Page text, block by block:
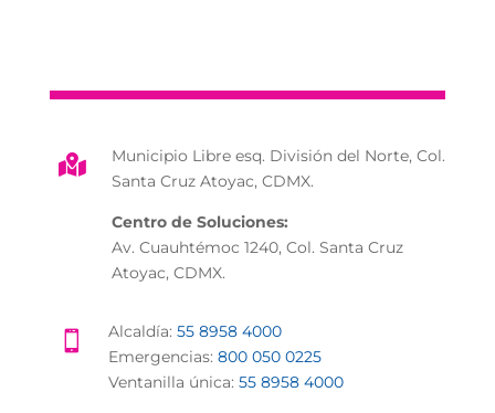

Municipio Libre esq. División del Norte, Col.
Santa Cruz Atoyac, CDMX.
Centro de Soluciones:
Av. Cuauhtémoc 1240, Col. Santa Cruz
Atoyac, CDMX.
 Alcaldía: 55 8958 4000
Emergencias: 800 050 0225
Ventanilla única: 55 8958 4000